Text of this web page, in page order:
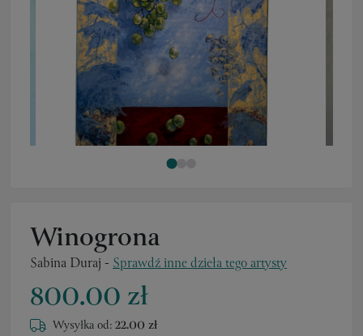
Winogrona
Sabina Duraj - Sprawdź inne dzieła tego artysty
800.00 zł
Wysyłka od:22.00 zł